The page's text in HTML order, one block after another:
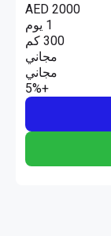
AED 2000
1 يوم
300 كم
مجاني
مجاني
+5%